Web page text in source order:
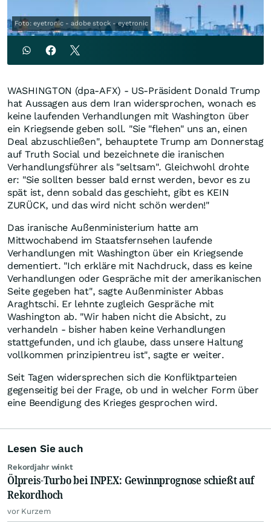
Foto: eyetronic - adobe stock - eyetronic
WASHINGTON (dpa-AFX) - US-Präsident Donald Trump
hat Aussagen aus dem Iran widersprochen, wonach es
keine laufenden Verhandlungen mit Washington über
ein Kriegsende geben soll. "Sie "flehen" uns an, einen
Deal abzuschließen", behauptete Trump am Donnerstag
auf Truth Social und bezeichnete die iranischen
Verhandlungsführer als "seltsam". Gleichwohl drohte
er: "Sie sollten besser bald ernst werden, bevor es zu
spät ist, denn sobald das geschieht, gibt es KEIN
ZURÜCK, und das wird nicht schön werden!"
Das iranische Außenministerium hatte am
Mittwochabend im Staatsfernsehen laufende
Verhandlungen mit Washington über ein Kriegsende
dementiert. "Ich erkläre mit Nachdruck, dass es keine
Verhandlungen oder Gespräche mit der amerikanischen
Seite gegeben hat", sagte Außenminister Abbas
Araghtschi. Er lehnte zugleich Gespräche mit
Washington ab. "Wir haben nicht die Absicht, zu
verhandeln - bisher haben keine Verhandlungen
stattgefunden, und ich glaube, dass unsere Haltung
vollkommen prinzipientreu ist", sagte er weiter.
Seit Tagen widersprechen sich die Konfliktparteien
gegenseitig bei der Frage, ob und in welcher Form über
eine Beendigung des Krieges gesprochen wird.
Lesen Sie auch
Rekordjahr winkt
Ölpreis-Turbo bei INPEX: Gewinnprognose schießt auf
Rekordhoch
vor Kurzem